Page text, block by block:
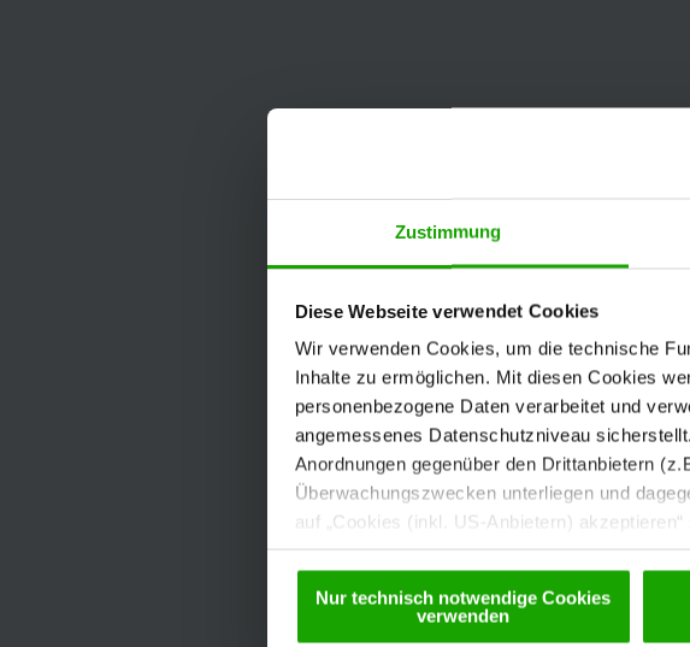
Zustimmung
Diese Webseite verwendet Cookies
Wir verwenden Cookies, um die technische
Inhalte zu ermöglichen. Mit diesen Cookies
personenbezogene Daten verarbeitet und
angemessenes Datenschutzniveau
Anordnungen gegenüber den Drittanbietern
Überwachungszwecken unterliegen und
auf „Cookies (inkl. US-Anbietern)
Nur technisch notwendige Cookies
verwenden